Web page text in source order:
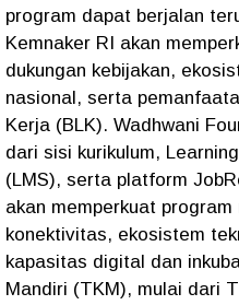
program dapat berjalan
Kemnaker RI akan
dukungan kebijakan,
nasional, serta
Kerja (BLK). Wadhwani
dari sisi kurikulum,
(LMS), serta platform
akan memperkuat program
konektivitas, ekosistem
kapasitas digital dan
Mandiri (TKM), mulai dari